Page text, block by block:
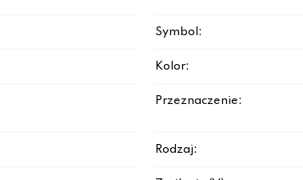
Symbol:
Kolor:
Przeznaczenie:
Rodzaj: